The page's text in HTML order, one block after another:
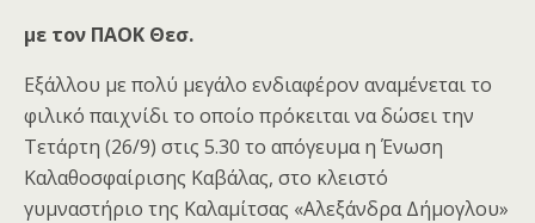
με τον ΠΑΟΚ Θεσ.
Εξάλλου με πολύ μεγάλο ενδιαφέρον αναμένεται το
φιλικό παιχνίδι το οποίο πρόκειται να δώσει την
Τετάρτη (26/9) στις 5.30 το απόγευμα η Ένωση
Καλαθοσφαίρισης Καβάλας, στο κλειστό
γυμναστήριο της Καλαμίτσας «Αλεξάνδρα Δήμογλου»